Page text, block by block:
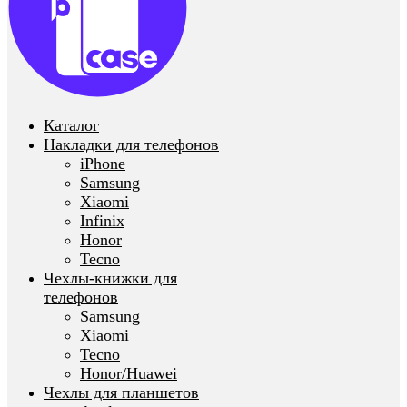
Каталог
Накладки для телефонов
iPhone
Samsung
Xiaomi
Infinix
Honor
Tecno
Чехлы-книжки для
телефонов
Samsung
Xiaomi
Tecno
Honor/Huawei
Чехлы для планшетов